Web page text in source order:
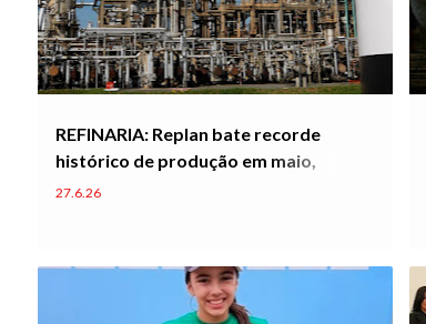
REFINARIA: Replan bate recorde
histórico de produção em maio,
enquanto isso, greve dos
27.6.26